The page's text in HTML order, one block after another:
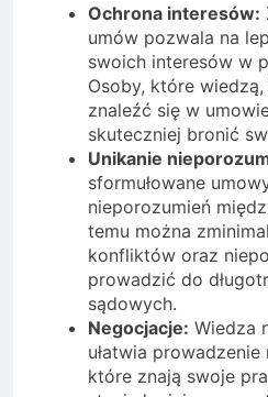
Ochrona interesów:
umów pozwala na
swoich interesów w
Osoby, które
znaleźć się w
skuteczniej bronić
Unikanie
sformułowane
nieporozumień
temu można
konfliktów oraz
prowadzić do
sądowych.
Negocjacje: Wiedza
ułatwia
które znają swoje